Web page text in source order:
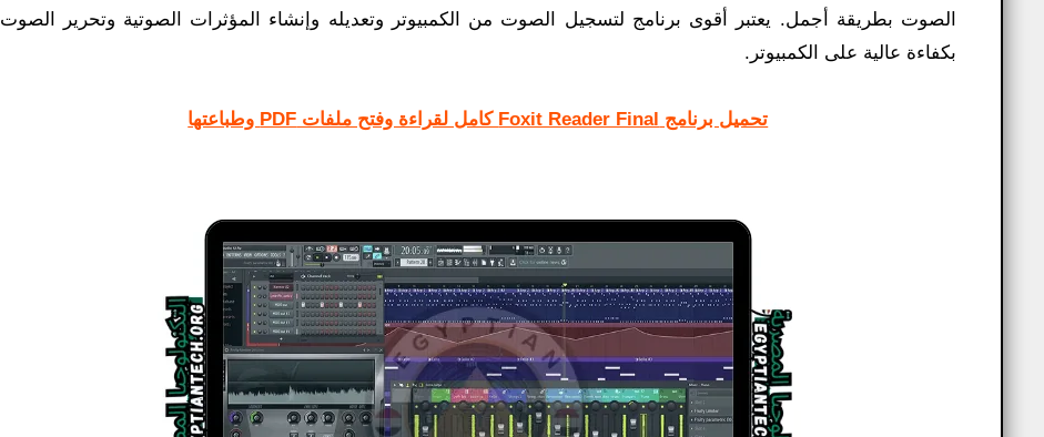
الصوت بطريقة أجمل. يعتبر أقوى برنامج لتسجيل الصوت من الكمبيوتر وتعديله وإنشاء المؤثرات الصوتية وتحرير الصوت
بكفاءة عالية على الكمبيوتر.
تحميل برنامج Foxit Reader Final كامل لقراءة وفتح ملفات PDF وطباعتها